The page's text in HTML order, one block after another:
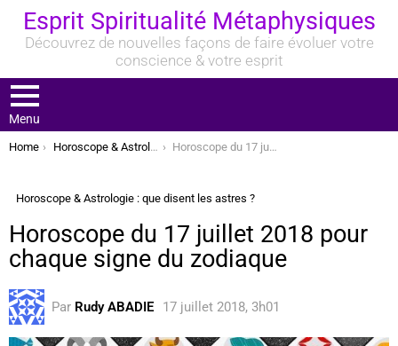
Esprit Spiritualité Métaphysiques
Découvrez de nouvelles façons de faire évoluer votre
conscience & votre esprit
Menu
You are here:
Home Horoscope & Astrologie : que disent les astres ? Horoscope du 17 juillet 2018 pour chaque signe du zodiaque
Horoscope & Astrologie : que disent les astres ?
Horoscope du 17 juillet 2018 pour
chaque signe du zodiaque
Par Rudy ABADIE 17 juillet 2018, 3h01